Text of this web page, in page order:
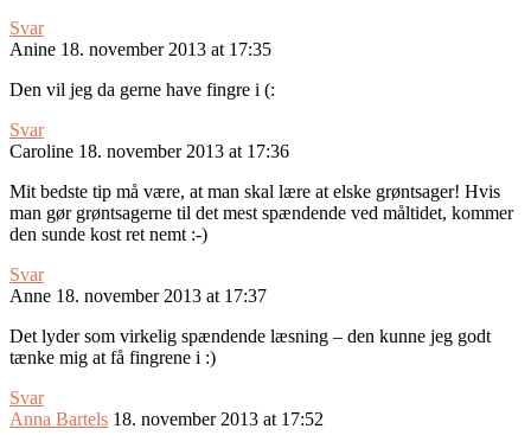
Svar
Anine 18. november 2013 at 17:35
Den vil jeg da gerne have fingre i (:
Svar
Caroline 18. november 2013 at 17:36
Mit bedste tip må være, at man skal lære at elske grøntsager! Hvis
man gør grøntsagerne til det mest spændende ved måltidet, kommer
den sunde kost ret nemt :-)
Svar
Anne 18. november 2013 at 17:37
Det lyder som virkelig spændende læsning – den kunne jeg godt
tænke mig at få fingrene i :)
Svar
Anna Bartels 18. november 2013 at 17:52